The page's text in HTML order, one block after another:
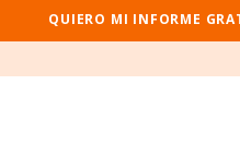
QUIERO MI INFORME